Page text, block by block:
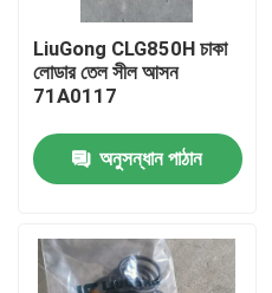
LiuGong CLG850H চাকা
লোডার তেল সীল আসন
71A0117
অনুসন্ধান পাঠান